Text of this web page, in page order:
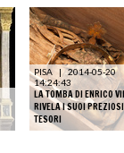
PISA |
2014-05-20
14:24:43
LA TOMBA DI ENRICO VII
RIVELA I SUOI PREZIOSI
TESORI